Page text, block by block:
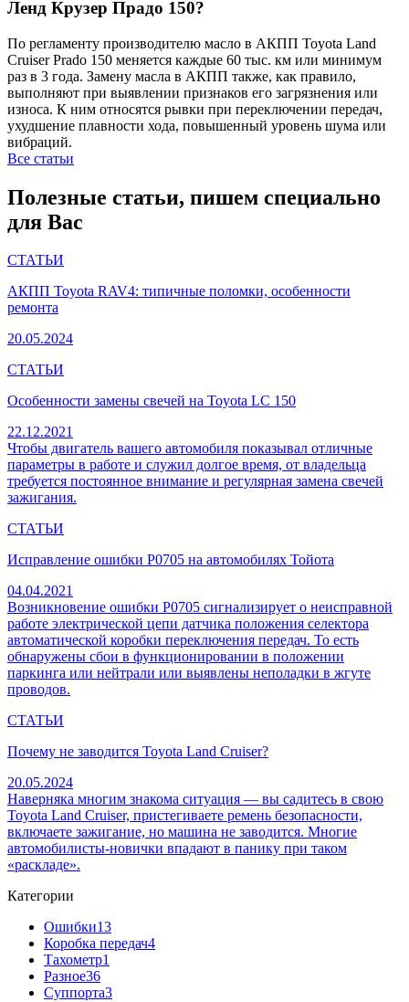
Ленд Крузер Прадо 150?
По регламенту производителю масло в АКПП Toyota Land
Cruiser Prado 150 меняется каждые 60 тыс. км или минимум
раз в 3 года. Замену масла в АКПП также, как правило,
выполняют при выявлении признаков его загрязнения или
износа. К ним относятся рывки при переключении передач,
ухудшение плавности хода, повышенный уровень шума или
вибраций.
Все статьи
Полезные статьи, пишем специально
для Вас
СТАТЬИ
АКПП Toyota RAV4: типичные поломки, особенности
ремонта
20.05.2024
СТАТЬИ
Особенности замены свечей на Toyota LC 150
22.12.2021
Чтобы двигатель вашего автомобиля показывал отличные
параметры в работе и служил долгое время, от владельца
требуется постоянное внимание и регулярная замена свечей
зажигания.
СТАТЬИ
Исправление ошибки P0705 на автомобилях Тойота
04.04.2021
Возникновение ошибки P0705 сигнализирует о неисправной
работе электрической цепи датчика положения селектора
автоматической коробки переключения передач. То есть
обнаружены сбои в функционировании в положении
паркинга или нейтрали или выявлены неполадки в жгуте
проводов.
СТАТЬИ
Почему не заводится Toyota Land Cruiser?
20.05.2024
Наверняка многим знакома ситуация — вы садитесь в свою
Toyota Land Cruiser, пристегиваете ремень безопасности,
включаете зажигание, но машина не заводится. Многие
автомобилисты-новички впадают в панику при таком
«раскладе».
Категории
Ошибки13
Коробка передач4
Тахометр1
Разное36
Cуппорта3